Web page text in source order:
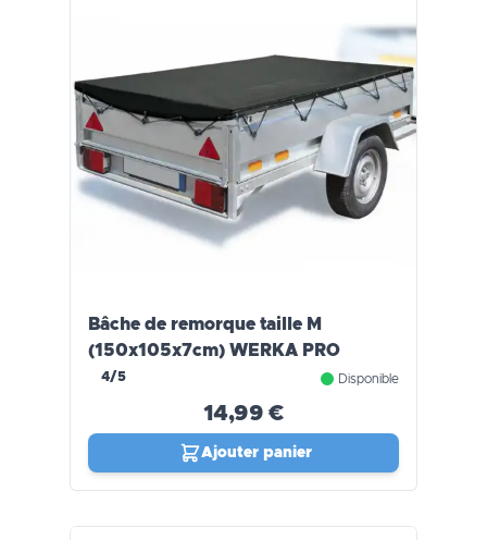
Bâche de remorque taille M
(150x105x7cm) WERKA PRO
4/5 Disponible
14,99 €
Ajouter panier